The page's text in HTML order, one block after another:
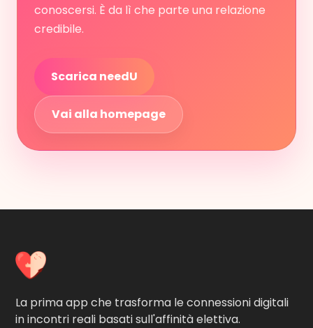
conoscersi. È da lì che parte una relazione
credibile.
Scarica needU
Vai alla homepage
La prima app che trasforma le connessioni digitali
in incontri reali basati sull'affinità elettiva.